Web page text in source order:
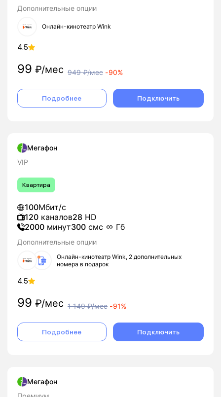
Дополнительные опции
Онлайн-кинотеатр Wink
4.5
99 ₽/мес 949₽/мес -90%
Подробнее Подключить
Мегафон
VIP
Квартира
100Мбит/с
120 каналов28 HD
2000 минут300 смс Гб
Дополнительные опции
Онлайн-кинотеатр Wink, 2 дополнительных
номера в подарок
4.5
99 ₽/мес 1 149₽/мес -91%
Подробнее Подключить
Мегафон